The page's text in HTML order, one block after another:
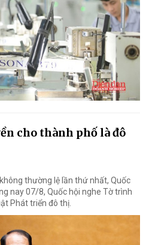
cho thành phố là đô
thường lệ lần thứ nhất, Quốc
nay 07/8, Quốc hội nghe Tờ trình
Phát triển đô thị.